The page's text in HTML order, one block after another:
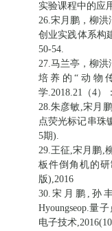
实验课程中的应
26.宋月鹏，柳
创业实践体系构
50-54.
27.马兰亭，柳
培养的“动物
学.2018.21（4）
28.朱彦敏,宋月
点荧光标记串珠
5期).
29.王征,宋月鹏,
板件倒角机的
版),2016
30.宋月鹏,孙
Hyoungseop.量
电子技术